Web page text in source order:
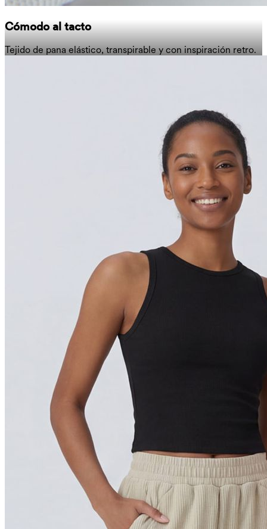
Cómodo al tacto
Tejido de pana elástico, transpirable y con inspiración retro.